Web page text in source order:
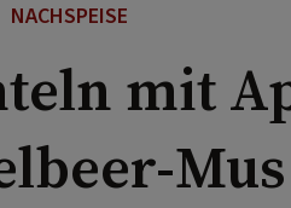
NACHSPEISE
mit
Mus